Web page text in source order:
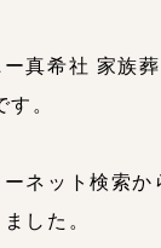
真希社 家族
。
ネット検索か
した。